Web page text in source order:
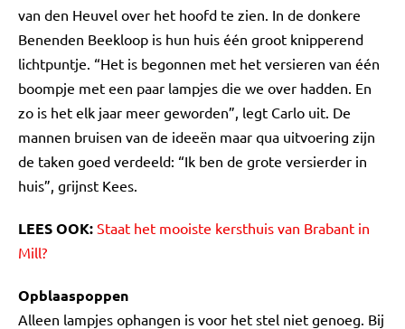
van den Heuvel over het hoofd te zien. In de donkere
Benenden Beekloop is hun huis één groot knipperend
lichtpuntje. “Het is begonnen met het versieren van één
boompje met een paar lampjes die we over hadden. En
zo is het elk jaar meer geworden”, legt Carlo uit. De
mannen bruisen van de ideeën maar qua uitvoering zijn
de taken goed verdeeld: “Ik ben de grote versierder in
huis”, grijnst Kees.
LEES OOK: Staat het mooiste kersthuis van Brabant in
Mill?
Opblaaspoppen
Alleen lampjes ophangen is voor het stel niet genoeg. Bij